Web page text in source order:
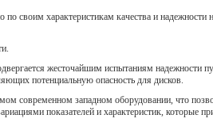
по своим характеристикам качества и надежности
жесточайшим испытаниям надежности
потенциальную опасность для дисков.
современном западном оборудовании, что
показателей и характеристик, которые